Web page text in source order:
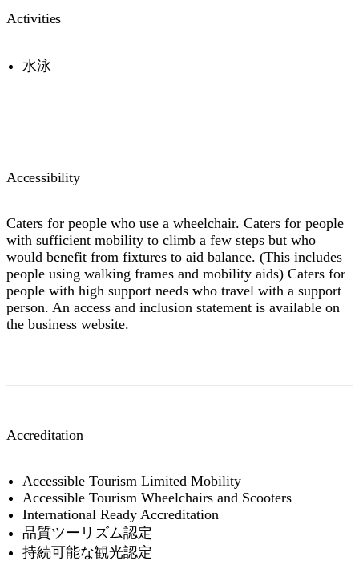
Activities
水泳
Accessibility
Caters for people who use a wheelchair. Caters for people
with sufficient mobility to climb a few steps but who
would benefit from fixtures to aid balance. (This includes
people using walking frames and mobility aids) Caters for
people with high support needs who travel with a support
person. An access and inclusion statement is available on
the business website.
Accreditation
Accessible Tourism Limited Mobility
Accessible Tourism Wheelchairs and Scooters
International Ready Accreditation
品質ツーリズム認定
持続可能な観光認定